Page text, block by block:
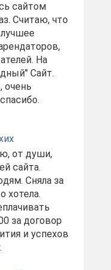
сайтом
Считаю, что
На
Сайт.
очень
от души,
сайта.
Сняла за
хотела.
за договор
и успехов